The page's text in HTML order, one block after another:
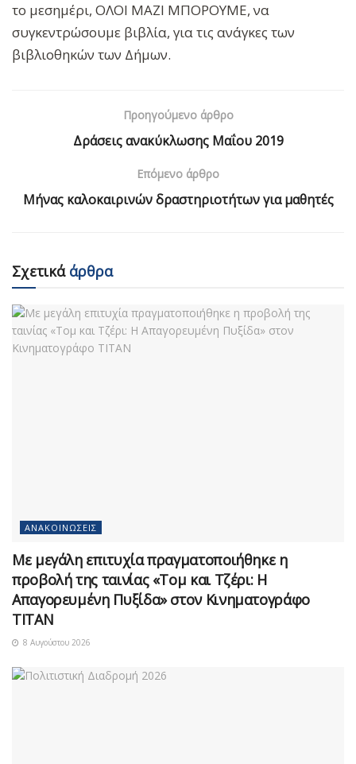
το μεσημέρι, ΟΛΟΙ ΜΑΖΙ ΜΠΟΡΟΥΜΕ, να
συγκεντρώσουμε βιβλία, για τις ανάγκες των
βιβλιοθηκών των Δήμων.
Προηγούμενο άρθρο
Δράσεις ανακύκλωσης Μαΐου 2019
Επόμενο άρθρο
Μήνας καλοκαιρινών δραστηριοτήτων για μαθητές
Σχετικάάρθρα
ΑΝΑΚΟΙΝΏΣΕΙΣ
Με μεγάλη επιτυχία πραγματοποιήθηκε η
προβολή της ταινίας «Τομ και Τζέρι: Η
Απαγορευμένη Πυξίδα» στον Κινηματογράφο
ΤΙΤΑΝ
8 Αυγούστου 2026